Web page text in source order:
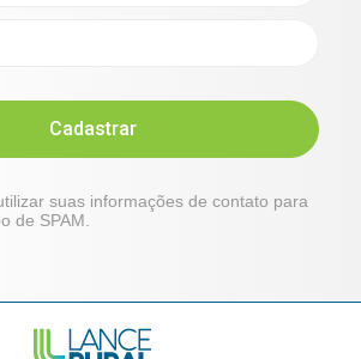
Cadastrar
suas informações de contato para
de SPAM.